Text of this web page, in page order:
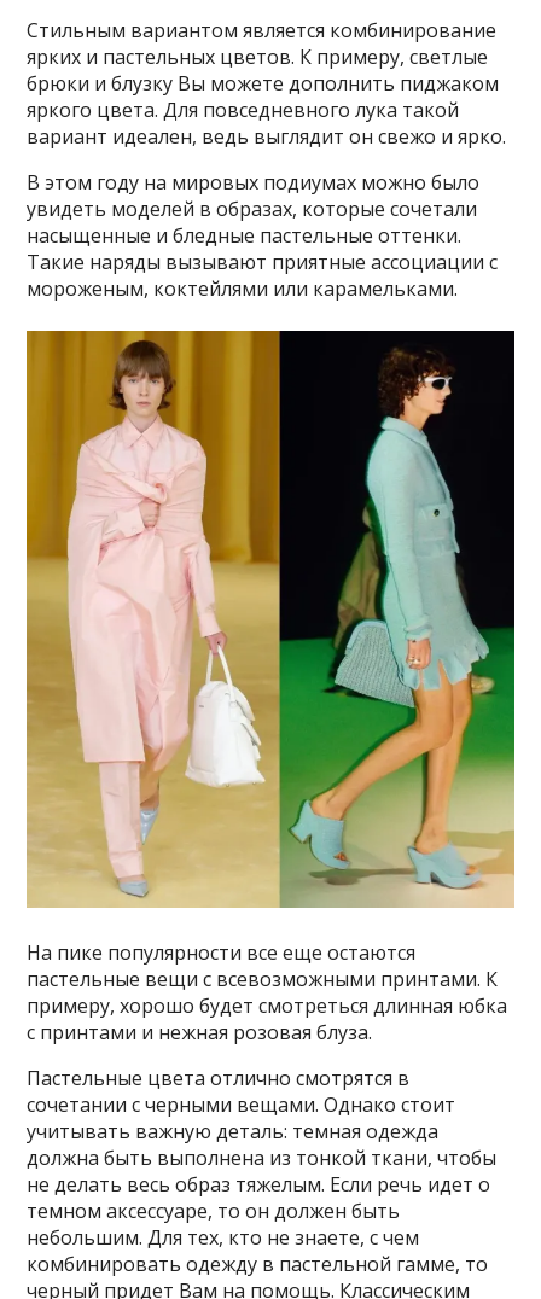
Стильным вариантом является комбинирование
ярких и пастельных цветов. К примеру, светлые
брюки и блузку Вы можете дополнить пиджаком
яркого цвета. Для повседневного лука такой
вариант идеален, ведь выглядит он свежо и ярко.
В этом году на мировых подиумах можно было
увидеть моделей в образах, которые сочетали
насыщенные и бледные пастельные оттенки.
Такие наряды вызывают приятные ассоциации с
мороженым, коктейлями или карамельками.
На пике популярности все еще остаются
пастельные вещи с всевозможными принтами. К
примеру, хорошо будет смотреться длинная юбка
с принтами и нежная розовая блуза.
Пастельные цвета отлично смотрятся в
сочетании с черными вещами. Однако стоит
учитывать важную деталь: темная одежда
должна быть выполнена из тонкой ткани, чтобы
не делать весь образ тяжелым. Если речь идет о
темном аксессуаре, то он должен быть
небольшим. Для тех, кто не знаете, с чем
комбинировать одежду в пастельной гамме, то
черный придет Вам на помощь. Классическим